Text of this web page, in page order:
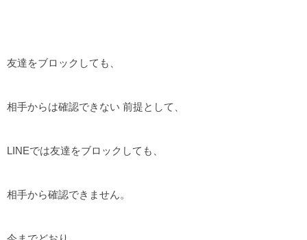
友達をブロックしても、
相手からは確認できない 前提として、
LINEでは友達をブロックしても、
相手から確認できません。